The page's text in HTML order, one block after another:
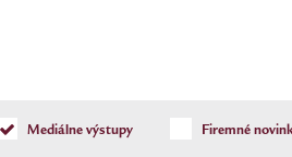
Mediálne výstupy Firemné